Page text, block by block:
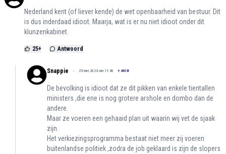
Nederland kent (of liever kende) de wet openbaarheid van bestuur. Dit
is dus inderdaad idioot. Maarja, wat is er nu niet idioot onder dit
klunzenkabinet.
25+ Antwoord
Snappie 25 mei 2023 om 11:36 + 4618
De bevolking is idioot dat ze dit pikken van enkele tientallen
ministers ,die ene is nog grotere arshole en dombo dan de
andere.
Maar ze voeren een gehaaid plan uit waarin wij vet de sjaak
zijn.
Het verkiezingsprogramma bestaat niet meer zij voeren
buitenlandse politiek ,zodra de job geklaard is zijn de slopers